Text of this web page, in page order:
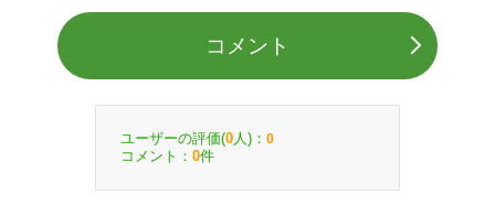
コメント
ユーザーの評価(0 人)： 0
コメント： 0件